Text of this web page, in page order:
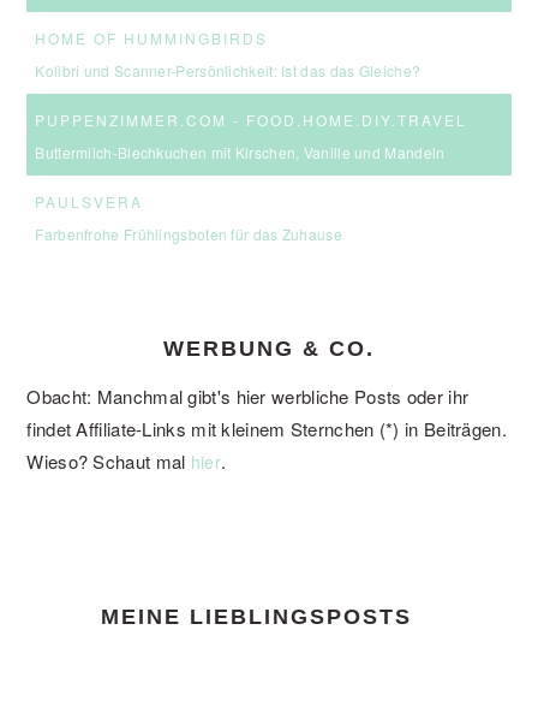
HOME OF HUMMINGBIRDS
Kolibri und Scanner-Persönlichkeit: Ist das das Gleiche?
PUPPENZIMMER.COM - FOOD.HOME.DIY.TRAVEL
Buttermilch-Blechkuchen mit Kirschen, Vanille und Mandeln
PAULSVERA
Farbenfrohe Frühlingsboten für das Zuhause
WERBUNG & CO.
Obacht: Manchmal gibt's hier werbliche Posts oder ihr
findet Affiliate-Links mit kleinem Sternchen (*) in Beiträgen.
Wieso? Schaut mal hier.
MEINE LIEBLINGSPOSTS